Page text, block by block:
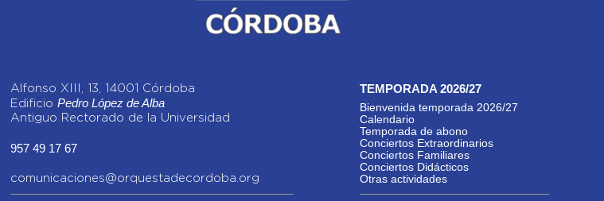
Alfonso XIII, 13, 14001 Córdoba
Edificio Pedro López de Alba
Antiguo Rectorado de la Universidad
957 49 17 67
comunicaciones@orquestadecordoba.org
TEMPORADA 2026/27
Bienvenida temporada 2026/27
Calendario
Temporada de abono
Conciertos Extraordinarios
Conciertos Familiares
Conciertos Didácticos
Otras actividades